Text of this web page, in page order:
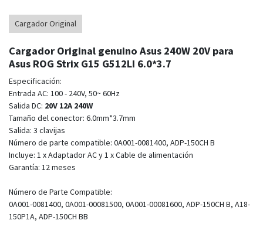
Cargador Original
Cargador Original genuino Asus 240W 20V para
Asus ROG Strix G15 G512LI 6.0*3.7
Especificación:
Entrada AC: 100 - 240V, 50~ 60Hz
Salida DC: 20V 12A 240W
Tamaño del conector: 6.0mm*3.7mm
Salida: 3 clavijas
Número de parte compatible: 0A001-0081400, ADP-150CH B
Incluye: 1 x Adaptador AC y 1 x Cable de alimentación
Garantía: 12 meses
Número de Parte Compatible:
0A001-0081400, 0A001-00081500, 0A001-00081600, ADP-150CH B, A18-
150P1A, ADP-150CH BB